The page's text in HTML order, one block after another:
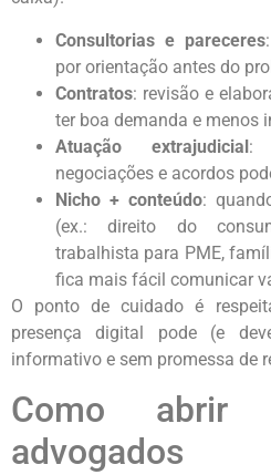
Consultorias e pareceres
por orientação antes do
Contratos: revisão e
ter boa demanda e menos
Atuação extrajudicial:
negociações e acordos
Nicho + conteúdo:
(ex.: direito do
trabalhista para PME,
fica mais fácil comunicar
O ponto de cuidado é
presença digital pode (e
informativo e sem promessa de
Como abrir
advogados